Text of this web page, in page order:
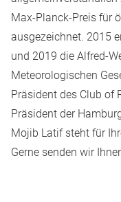
Max-Planck-Preis für
ausgezeichnet. 2015
und 2019 die Alfred-
Meteorologischen
Präsident des Club of
Präsident der
Mojib Latif steht für
Gerne senden wir